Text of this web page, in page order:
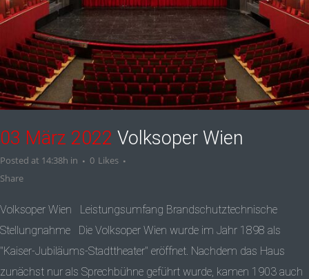
03 März 2022 Volksoper Wien
Posted at 14:38h in 0 Likes
Share
Volksoper Wien Leistungsumfang Brandschutztechnische
Stellungnahme Die Volksoper Wien wurde im Jahr 1898 als
"Kaiser-Jubiläums-Stadttheater" eröffnet. Nachdem das Haus
zunächst nur als Sprechbühne geführt wurde, kamen 1903 auch